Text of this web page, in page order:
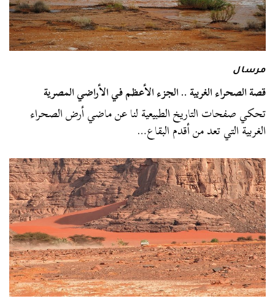
مرسال
قصة الصحراء الغربية .. الجزء الأعظم في الأراضي المصرية
تحكي صفحات التاريخ الطبيعية لنا عن ماضي أرض الصحراء
الغربية التي تعد من أقدم البقاع…